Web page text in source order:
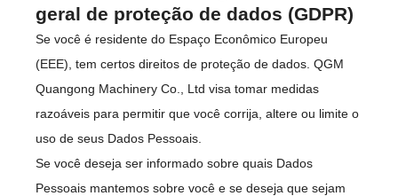
geral de proteção de dados (GDPR)
Se você é residente do Espaço Econômico Europeu
(EEE), tem certos direitos de proteção de dados. QGM
Quangong Machinery Co., Ltd visa tomar medidas
razoáveis para permitir que você corrija, altere ou limite o
uso de seus Dados Pessoais.
Se você deseja ser informado sobre quais Dados
Pessoais mantemos sobre você e se deseja que sejam